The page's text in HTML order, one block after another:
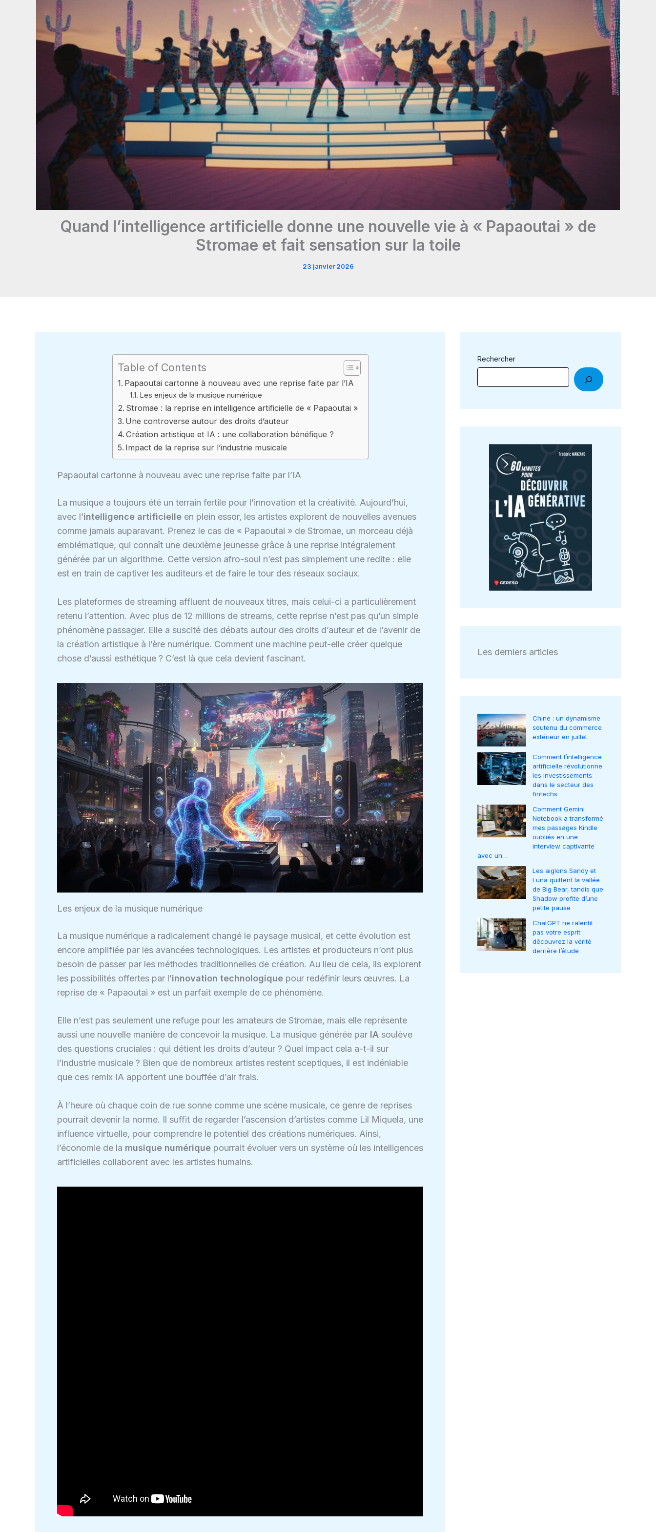
Quand l’intelligence artificielle donne une nouvelle vie à « Papaoutai » de
Stromae et fait sensation sur la toile
23 janvier 2026
Table of Contents
Papaoutai cartonne à nouveau avec une reprise faite par l’IA
Les enjeux de la musique numérique
Stromae : la reprise en intelligence artificielle de « Papaoutai »
Une controverse autour des droits d’auteur
Création artistique et IA : une collaboration bénéfique ?
Impact de la reprise sur l’industrie musicale
Papaoutai cartonne à nouveau avec une reprise faite par l’IA
La musique a toujours été un terrain fertile pour l’innovation et la créativité. Aujourd’hui,
avec l’intelligence artificielle en plein essor, les artistes explorent de nouvelles avenues
comme jamais auparavant. Prenez le cas de « Papaoutai » de Stromae, un morceau déjà
emblématique, qui connaît une deuxième jeunesse grâce à une reprise intégralement
générée par un algorithme. Cette version afro-soul n’est pas simplement une redite : elle
est en train de captiver les auditeurs et de faire le tour des réseaux sociaux.
Les plateformes de streaming affluent de nouveaux titres, mais celui-ci a particulièrement
retenu l’attention. Avec plus de 12 millions de streams, cette reprise n’est pas qu’un simple
phénomène passager. Elle a suscité des débats autour des droits d’auteur et de l’avenir de
la création artistique à l’ère numérique. Comment une machine peut-elle créer quelque
chose d’aussi esthétique ? C’est là que cela devient fascinant.
Les enjeux de la musique numérique
La musique numérique a radicalement changé le paysage musical, et cette évolution est
encore amplifiée par les avancées technologiques. Les artistes et producteurs n’ont plus
besoin de passer par les méthodes traditionnelles de création. Au lieu de cela, ils explorent
les possibilités offertes par l’innovation technologique pour redéfinir leurs œuvres. La
reprise de « Papaoutai » est un parfait exemple de ce phénomène.
Elle n’est pas seulement une refuge pour les amateurs de Stromae, mais elle représente
aussi une nouvelle manière de concevoir la musique. La musique générée par IA soulève
des questions cruciales : qui détient les droits d’auteur ? Quel impact cela a-t-il sur
l’industrie musicale ? Bien que de nombreux artistes restent sceptiques, il est indéniable
que ces remix IA apportent une bouffée d’air frais.
À l’heure où chaque coin de rue sonne comme une scène musicale, ce genre de reprises
pourrait devenir la norme. Il suffit de regarder l’ascension d’artistes comme Lil Miquela, une
influence virtuelle, pour comprendre le potentiel des créations numériques. Ainsi,
l’économie de la musique numérique pourrait évoluer vers un système où les intelligences
artificielles collaborent avec les artistes humains.
Rechercher
Les derniers articles
Chine : un dynamisme
soutenu du commerce
extérieur en juillet
Comment l’intelligence
artificielle révolutionne
les investissements
dans le secteur des
fintechs
Comment Gemini
Notebook a transformé
mes passages Kindle
oubliés en une
interview captivante
avec un…
Les aiglons Sandy et
Luna quittent la vallée
de Big Bear, tandis que
Shadow profite d’une
petite pause
ChatGPT ne ralentit
pas votre esprit :
découvrez la vérité
derrière l’étude